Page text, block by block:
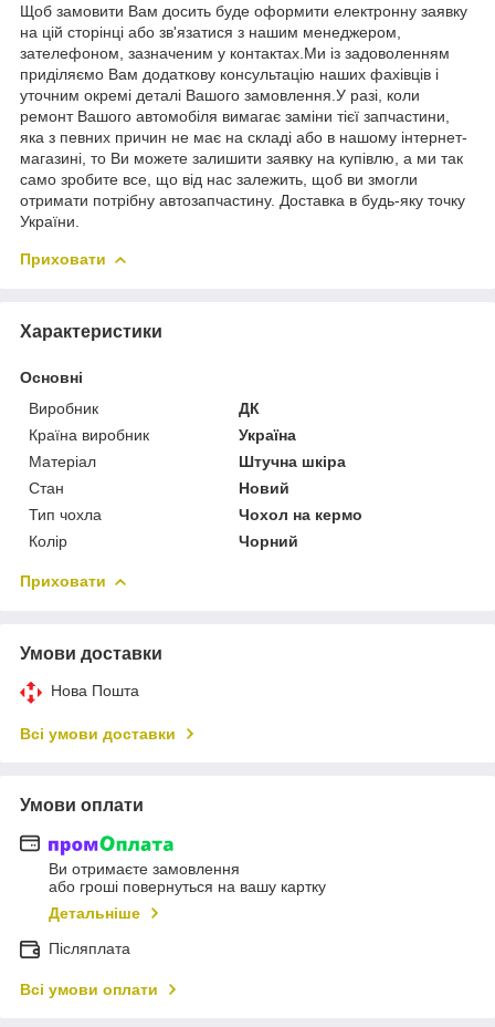
Щоб замовити Вам досить буде оформити електронну заявку
на цій сторінці або зв'язатися з нашим менеджером,
зателефоном, зазначеним у контактах.Ми із задоволенням
приділяємо Вам додаткову консультацію наших фахівців і
уточним окремі деталі Вашого замовлення.У разі, коли
ремонт Вашого автомобіля вимагає заміни тієї запчастини,
яка з певних причин не має на складі або в нашому інтернет-
магазині, то Ви можете залишити заявку на купівлю, а ми так
само зробите все, що від нас залежить, щоб ви змогли
отримати потрібну автозапчастину. Доставка в будь-яку точку
України.
Приховати
Характеристики
Основні
Виробник
ДК
Країна виробник
Україна
Матеріал
Штучна шкіра
Стан
Новий
Тип чохла
Чохол на кермо
Колір
Чорний
Приховати
Умови доставки
Нова Пошта
Всі умови доставки
Умови оплати
Ви отримаєте замовлення
або гроші повернуться на вашу картку
Детальніше
Післяплата
Всі умови оплати